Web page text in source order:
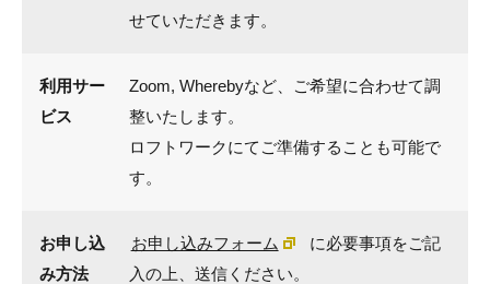
せていただきます。
利用サー
ビス
Zoom, Wherebyなど、ご希望に合わせて調
整いたします。
ロフトワークにてご準備することも可能で
す。
お申し込
み方法
お申し込みフォーム
に必要事項をご記
入の上、送信ください。